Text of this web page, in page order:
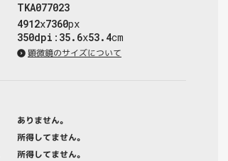
TKA077023
4912x7360px
350dpi : 35.6x53.4cm
顕微鏡のサイズについて
ありません。
所得してません。
所得してません。